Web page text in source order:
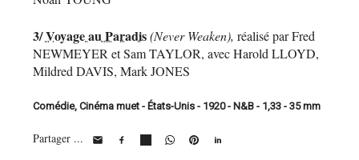
3/Voyage au Paradis(Never Weaken), réalisé par Fred
NEWMEYER et Sam TAYLOR, avec Harold LLOYD,
Mildred DAVIS, Mark JONES
Comédie, Cinéma muet - États-Unis - 1920 - N&B - 1,33 - 35 mm
Partager ...